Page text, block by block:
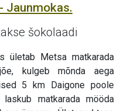
Jaunmokas.
šokolaadi
ületab Metsa matkarada
kulgeb mõnda aega
5 km Daigone poole
matkarada mööda